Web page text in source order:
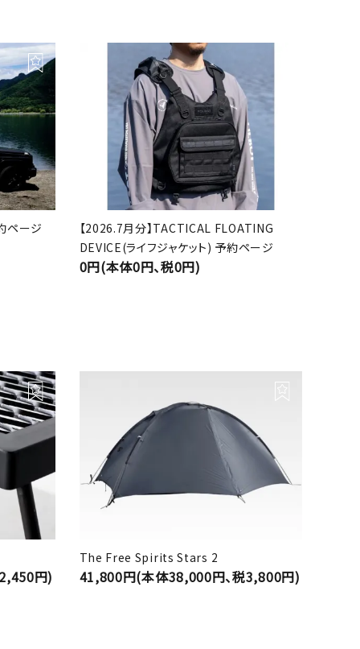
ページ
【2026.7月分】TACTICAL FLOATING
DEVICE(ライフジャケット) 予約ページ
0円(本体0円、税0円)
円)
The Free Spirits Stars 2
41,800円(本体38,000円、税3,800円)